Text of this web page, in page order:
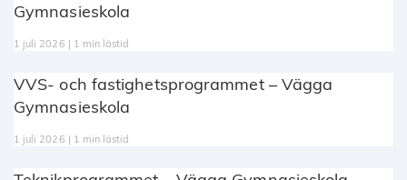
Gymnasieskola
1 juli 2026 | 1 min lästid
VVS- och fastighetsprogrammet – Vägga
Gymnasieskola
1 juli 2026 | 1 min lästid